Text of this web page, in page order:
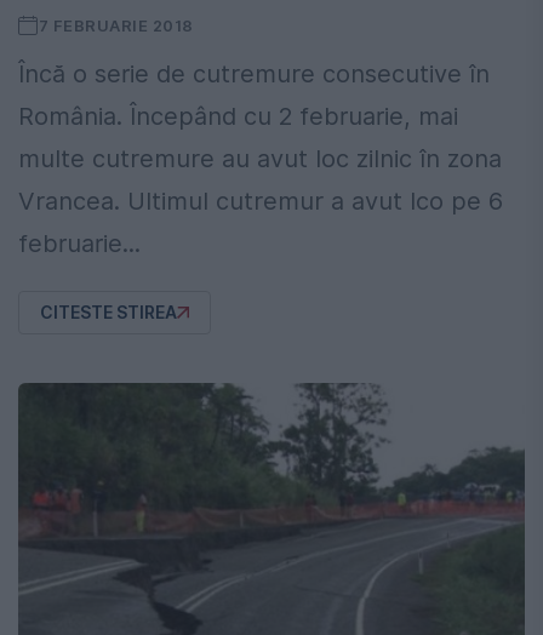
7 FEBRUARIE 2018
Încă o serie de cutremure consecutive în
România. Începând cu 2 februarie, mai
multe cutremure au avut loc zilnic în zona
Vrancea. Ultimul cutremur a avut lco pe 6
februarie...
CITESTE STIREA